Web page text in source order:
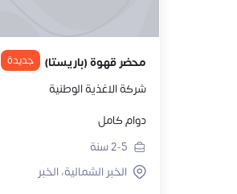
محضر قهوة (باريستا) جديدة
شركة الاغذية الوطنية
دوام كامل
2-5سنة
الخبر الشمالية، الخبر